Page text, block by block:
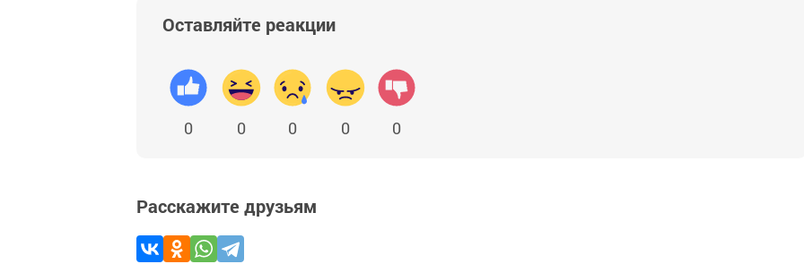
Оставляйте реакции
0 0 0 0 0
Расскажите друзьям